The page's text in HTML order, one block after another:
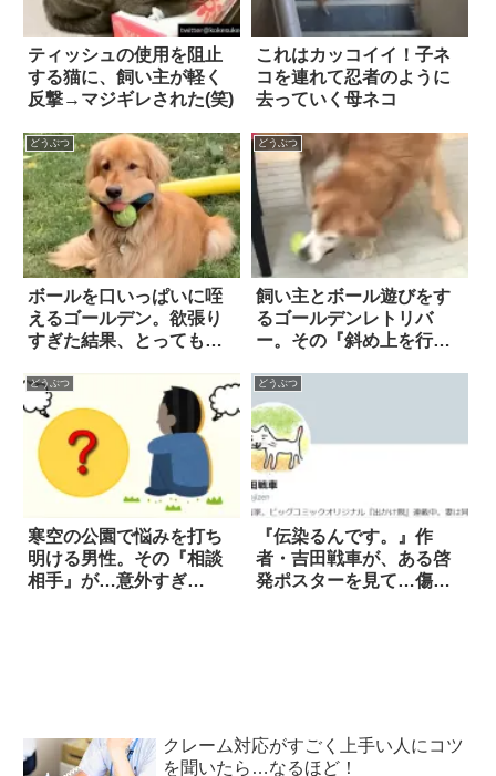
ティッシュの使用を阻止
する猫に、飼い主が軽く
反撃→マジギレされた(笑)
これはカッコイイ！子ネ
コを連れて忍者のように
去っていく母ネコ
どうぶつ
ボールを口いっぱいに咥
えるゴールデン。欲張り
すぎた結果、とっても変
う…！！
どうぶつ
飼い主とボール遊びをす
るゴールデンレトリバ
ー。その『斜め上を行く
う！
どうぶつ
寒空の公園で悩みを打ち
明ける男性。その『相談
相手』が…意外すぎ
どうぶつ
『伝染るんです。』作
者・吉田戦車が、ある啓
発ポスターを見て…傷
クレーム対応がすごく上手い人にコツ
を聞いたら…なるほど！